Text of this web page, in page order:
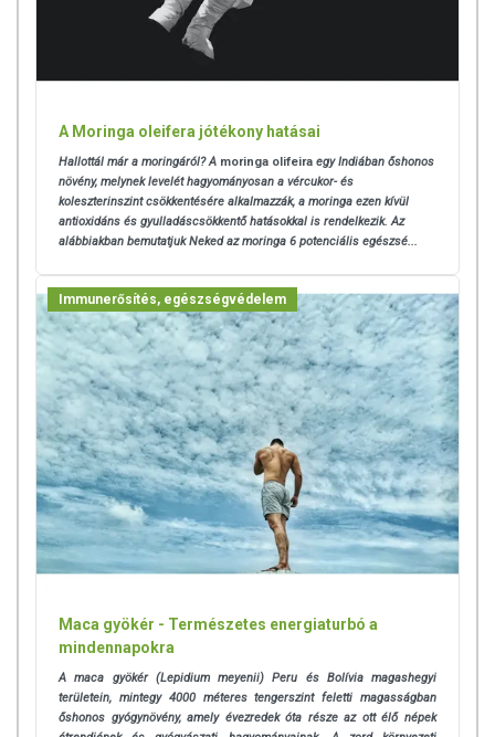
A Moringa oleifera jótékony hatásai
Hallottál már a moringáról? A moringa olifeira egy Indiában őshonos
növény, melynek levelét hagyományosan a vércukor- és
koleszterinszint csökkentésére alkalmazzák, a moringa ezen kívül
antioxidáns és gyulladáscsökkentő hatásokkal is rendelkezik. Az
alábbiakban bemutatjuk Neked az moringa 6 potenciális egészsé...
Immunerősítés, egészségvédelem
Maca gyökér - Természetes energiaturbó a
mindennapokra
A maca gyökér (Lepidium meyenii) Peru és Bolívia magashegyi
területein, mintegy 4000 méteres tengerszint feletti magasságban
őshonos gyógynövény, amely évezredek óta része az ott élő népek